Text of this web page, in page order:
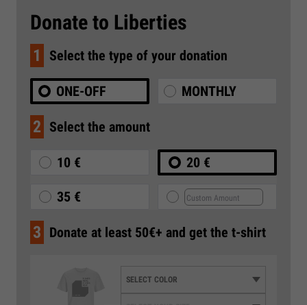
Donate to Liberties
1 Select the type of your donation
ONE-OFF MONTHLY
2 Select the amount
10 € 20 €
35 €
3 Donate at least 50€+ and get the t-shirt